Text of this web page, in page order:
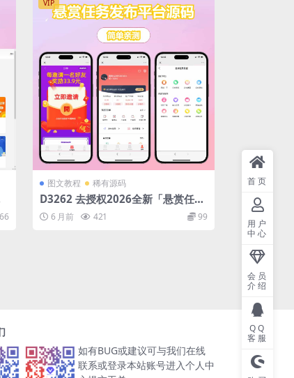
66
VIP
图文教程 稀有源码
D3262 去授权2026全新「悬赏任务
发布平台源码」拉新地推系统源码发
布
6 月前 421 99
如有BUG或建议可与我们在线
联系或登录本站账号进入个人中
首页
用户
中心
会员
介绍
QQ
客服